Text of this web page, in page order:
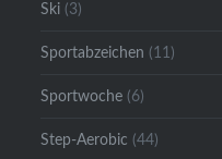
Ski (3)
Sportabzeichen (11)
Sportwoche (6)
Step-Aerobic (44)